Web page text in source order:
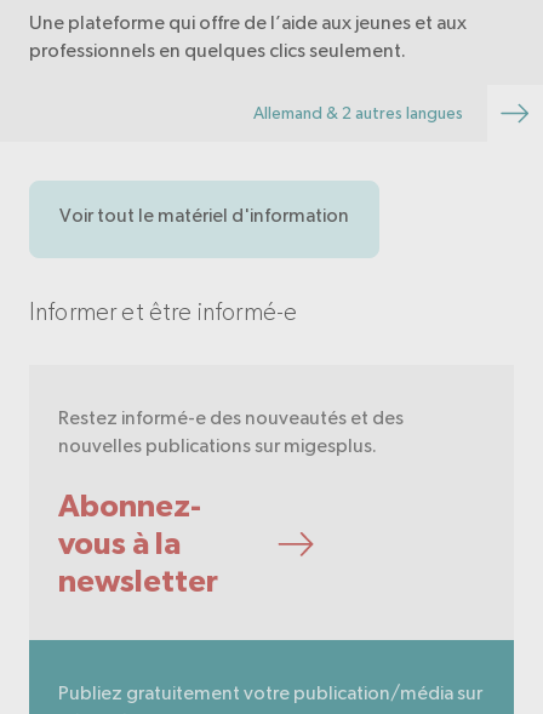
Une plateforme qui offre de l’aide aux jeunes et aux
professionnels en quelques clics seulement.
Allemand & 2 autres langues
Voir tout le matériel d'information
Informer et être informé-e
Restez informé-e des nouveautés et des
nouvelles publications sur migesplus.
Abonnez-
vous à la
newsletter
Publiez gratuitement votre publication/média sur